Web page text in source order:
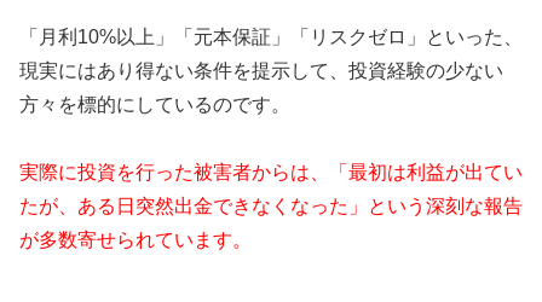
「月利10%以上」「元本保証」「リスクゼロ」といった、
現実にはあり得ない条件を提示して、投資経験の少ない
方々を標的にしているのです。
実際に投資を行った被害者からは、「最初は利益が出てい
たが、ある日突然出金できなくなった」という深刻な報告
が多数寄せられています。